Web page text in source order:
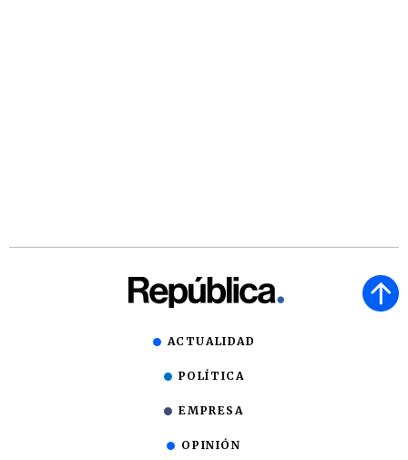
ACTUALIDAD
POLÍTICA
EMPRESA
OPINIÓN